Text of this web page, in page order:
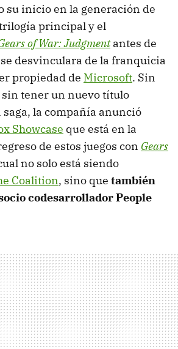
su inicio en la generación de
principal y el
of War: Judgmentantes de
se desvinculara de la franquicia
propiedad de Microsoft. Sin
sin tener un nuevo título
la compañía anunció
Showcase que está en la
de estos juegos con Gears
no solo está siendo
Coalition, sino que también
codesarrollador People